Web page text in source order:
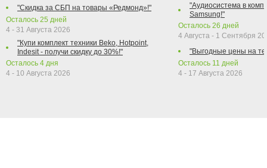
"Скидка за СБП на товары «Редмонд»!"
Осталось 25 дней
4 - 31 Августа 2026
"Купи комплект техники Beko, Hotpoint,
Indesit - получи скидку до 30%!"
Осталось 4 дня
4 - 10 Августа 2026
"Аудиосистема в
Samsung!"
Осталось 26 дней
4 Августа - 1 Сентября
"Выгодные цены на
Осталось 11 дней
4 - 17 Августа 2026